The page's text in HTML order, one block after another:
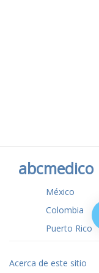
abcmedico
México
Colombia
Puerto Rico
Acerca de este sitio